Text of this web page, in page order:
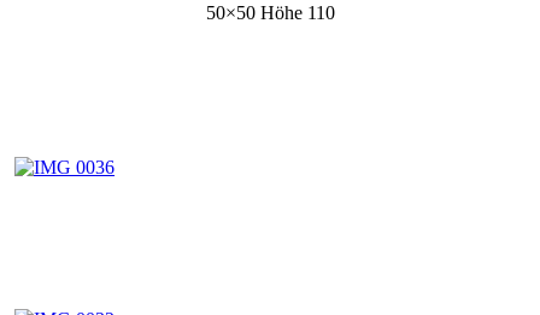
50×50 Höhe 110